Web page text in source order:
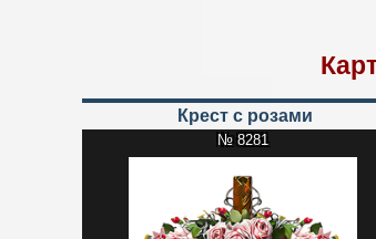
Крест с розами
№ 8281